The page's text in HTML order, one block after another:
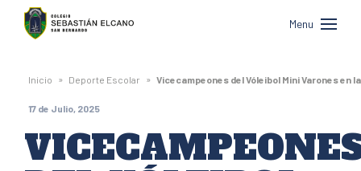
Colegio
Sebastián
Elcano
de
San
Bernardo
Menu
Inicio » Deporte Escolar » Vicecampeones del Vóleibol Mini Varones en
17 de Julio, 2025